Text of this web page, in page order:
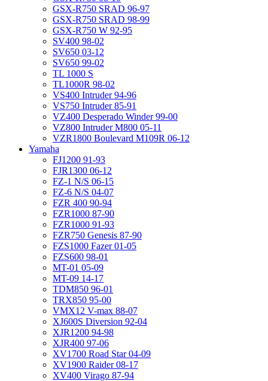
GSX-R750 SRAD 96-97
GSX-R750 SRAD 98-99
GSX-R750 W 92-95
SV400 98-02
SV650 03-12
SV650 99-02
TL 1000 S
TL1000R 98-02
VS400 Intruder 94-96
VS750 Intruder 85-91
VZ400 Desperado Winder 99-00
VZ800 Intruder M800 05-11
VZR1800 Boulevard M109R 06-12
Yamaha
FJ1200 91-93
FJR1300 06-12
FZ-1 N/S 06-15
FZ-6 N/S 04-07
FZR 400 90-94
FZR1000 87-90
FZR1000 91-93
FZR750 Genesis 87-90
FZS1000 Fazer 01-05
FZS600 98-01
MT-01 05-09
MT-09 14-17
TDM850 96-01
TRX850 95-00
VMX12 V-max 88-07
XJ600S Diversion 92-04
XJR1200 94-98
XJR400 97-06
XV1700 Road Star 04-09
XV1900 Raider 08-17
XV400 Virago 87-94